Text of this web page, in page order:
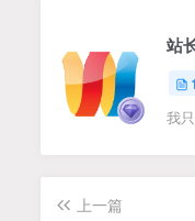
站
我
上一篇